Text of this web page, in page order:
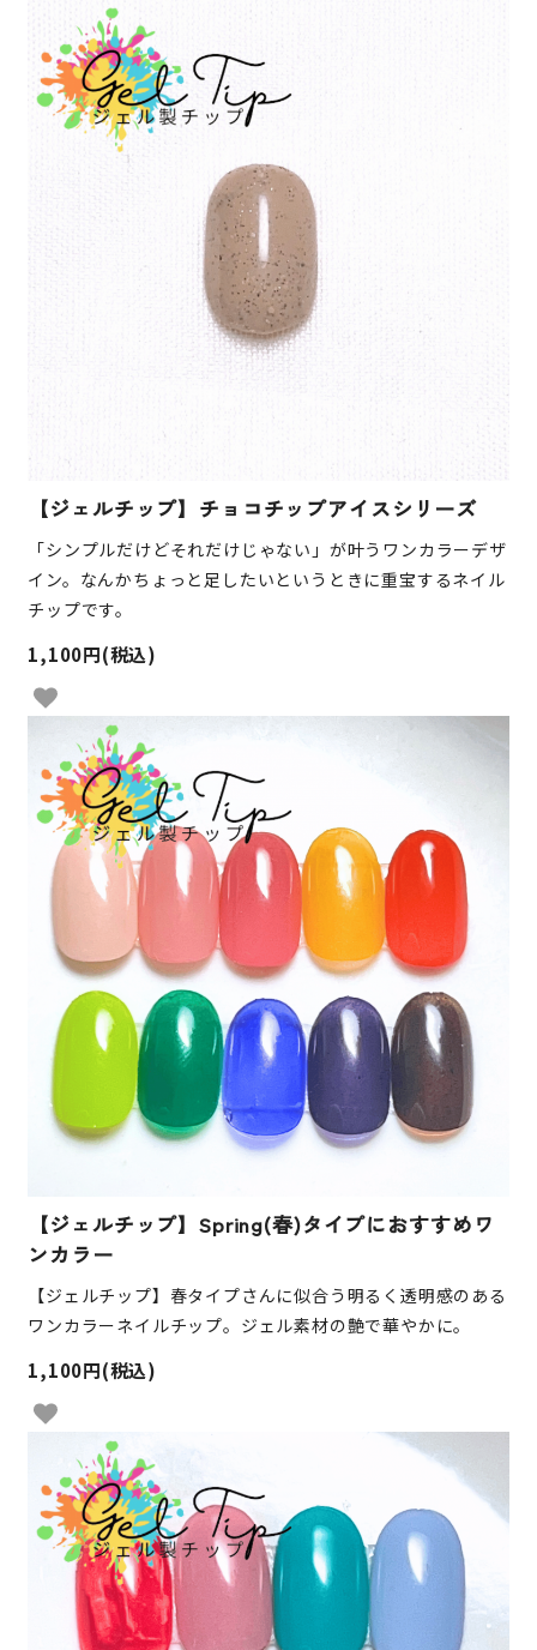
【ジェルチップ】チョコチップアイスシリーズ
「シンプルだけどそれだけじゃない」が叶うワンカラーデザ
イン。なんかちょっと足したいというときに重宝するネイル
チップです。
1,100円(税込)
【ジェルチップ】Spring(春)タイプにおすすめワ
ンカラー
【ジェルチップ】春タイプさんに似合う明るく透明感のある
ワンカラーネイルチップ。ジェル素材の艶で華やかに。
1,100円(税込)